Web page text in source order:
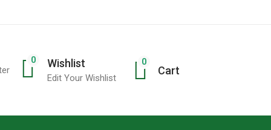
0 Wishlist
Edit Your Wishlist
0
Cart